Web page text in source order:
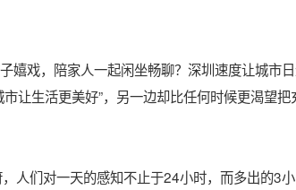
嬉戏，陪家人一起闲坐畅聊？深圳速度让城市
让生活更美好”，另一边却比任何时候更渴望把
人们对一天的感知不止于24小时，而多出的3小